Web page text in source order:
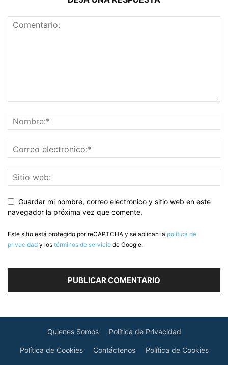
Guardar mi nombre, correo electrónico y sitio web en este
navegador la próxima vez que comente.
Este sitio está protegido por reCAPTCHA y se aplican la política de
privacidad y los términos de servicio de Google.
Quienes Somos Política de Privacidad
Política de Cookies Contáctenos Política de Cookies